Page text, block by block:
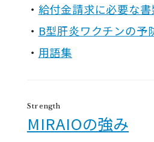
給付金請求に必要な書
B型肝炎ワクチンの予
用語集
Strength
MIRAIOの強み